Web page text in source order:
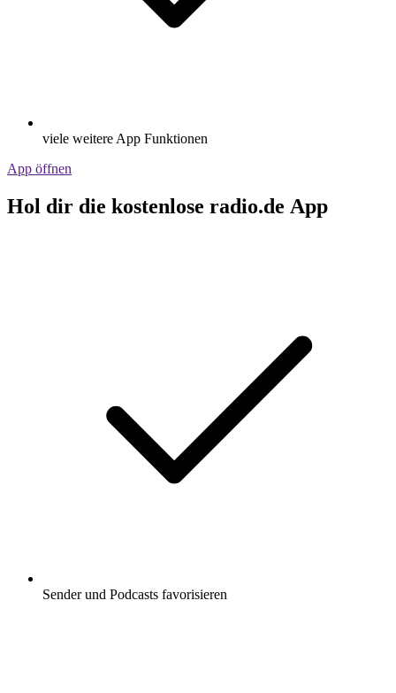
viele weitere App Funktionen
App öffnen
Hol dir die kostenlose radio.de App
Sender und Podcasts favorisieren